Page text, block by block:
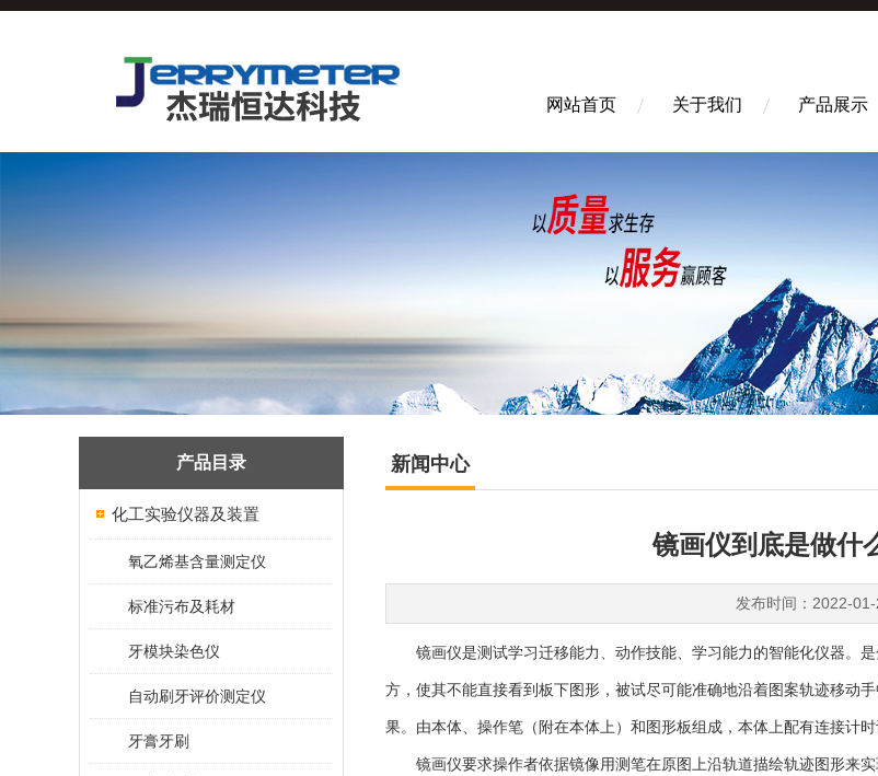
网站首页 关于我们 产品展示
产品目录
化工实验仪器及装置
氧乙烯基含量测定仪
标准污布及耗材
牙模块染色仪
自动刷牙评价测定仪
牙膏牙刷
新闻中心
镜画仪到底是做什
发布时间：2022-
镜画仪是测试学习迁移能力、动作技能、学习能力的智能化仪器。
方，使其不能直接看到板下图形，被试尽可能准确地沿着图案轨迹移动
果。由本体、操作笔（附在本体上）和图形板组成，本体上配有连接计
镜画仪要求操作者依据镜像用测笔在原图上沿轨道描绘轨迹图形来